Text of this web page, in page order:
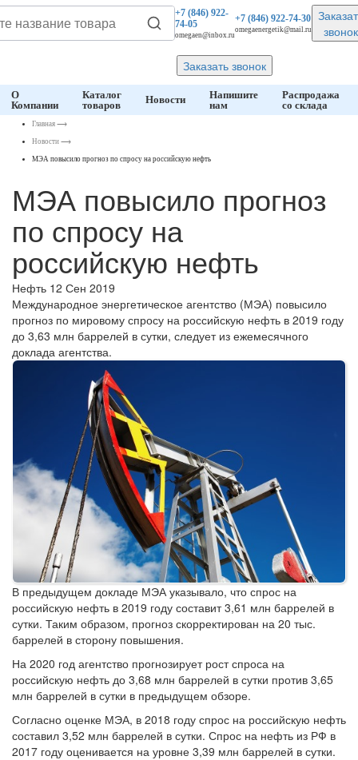
+7 (846)922-
74-05
omegaen@inbox.ru
+7 (846)922-74-30
omegaenergetik@mail.ru
звонок
Заказать звонок
О
Компании
Каталог
товаров
Новости
Напишите
нам
Распродажа
со склада
Главная ⟶
Новости ⟶
МЭА повысило прогноз по спросу на российскую нефть
МЭА повысило прогноз
по спросу на
российскую нефть
Нефть 12 Сен 2019
Международное энергетическое агентство (МЭА) повысило
прогноз по мировому спросу на российскую нефть в 2019 году
до 3,63 млн баррелей в сутки, следует из ежемесячного
доклада агентства.
В предыдущем докладе МЭА указывало, что спрос на
российскую нефть в 2019 году составит 3,61 млн баррелей в
сутки. Таким образом, прогноз скорректирован на 20 тыс.
баррелей в сторону повышения.
На 2020 год агентство прогнозирует рост спроса на
российскую нефть до 3,68 млн баррелей в сутки против 3,65
млн баррелей в сутки в предыдущем обзоре.
Согласно оценке МЭА, в 2018 году спрос на российскую нефть
составил 3,52 млн баррелей в сутки. Спрос на нефть из РФ в
2017 году оценивается на уровне 3,39 млн баррелей в сутки.